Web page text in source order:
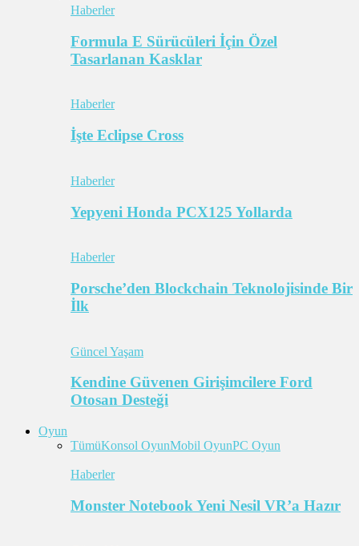
Haberler
Formula E Sürücüleri İçin Özel
Tasarlanan Kasklar
Haberler
İşte Eclipse Cross
Haberler
Yepyeni Honda PCX125 Yollarda
Haberler
Porsche’den Blockchain Teknolojisinde Bir
İlk
Güncel Yaşam
Kendine Güvenen Girişimcilere Ford
Otosan Desteği
Oyun
TümüKonsol OyunMobil OyunPC Oyun
Haberler
Monster Notebook Yeni Nesil VR’a Hazır